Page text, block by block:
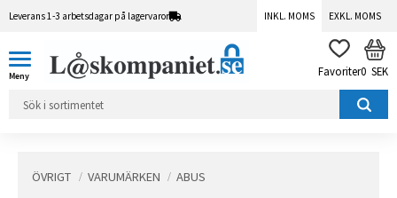
Leverans 1-3 arbetsdagar på lagervaror INKL. MOMS EXKL. MOMS
FAVORITER
0 SEK
ÖVRIGT VARUMÄRKEN ABUS